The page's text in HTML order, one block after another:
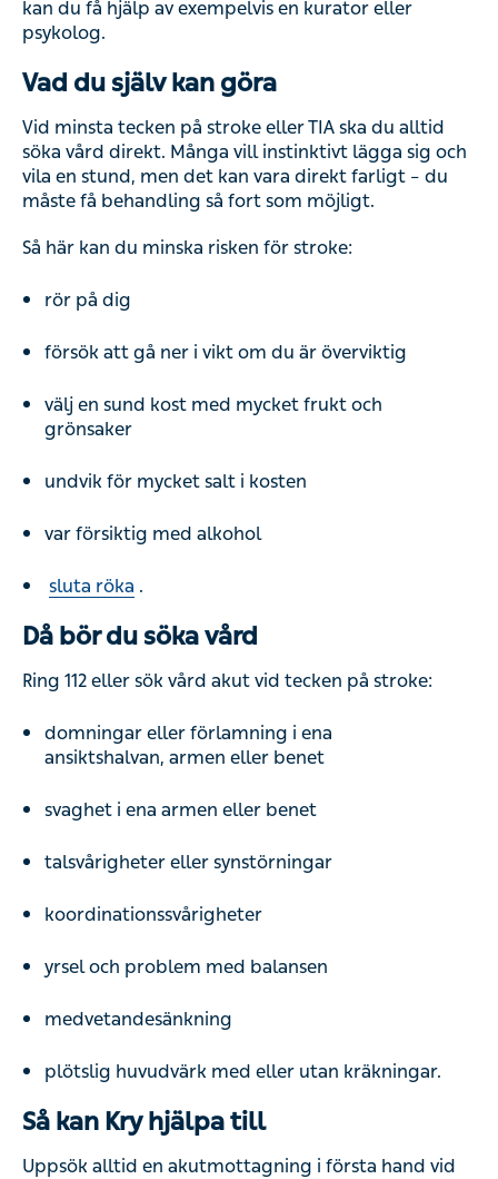
kan du få hjälp av exempelvis en kurator eller
psykolog.
Vad du själv kan göra
Vid minsta tecken på stroke eller TIA ska du alltid
söka vård direkt. Många vill instinktivt lägga sig och
vila en stund, men det kan vara direkt farligt – du
måste få behandling så fort som möjligt.
Så här kan du minska risken för stroke:
rör på dig
försök att gå ner i vikt om du är överviktig
välj en sund kost med mycket frukt och
grönsaker
undvik för mycket salt i kosten
var försiktig med alkohol
sluta röka .
Då bör du söka vård
Ring 112 eller sök vård akut vid tecken på stroke:
domningar eller förlamning i ena
ansiktshalvan, armen eller benet
svaghet i ena armen eller benet
talsvårigheter eller synstörningar
koordinationssvårigheter
yrsel och problem med balansen
medvetandesänkning
plötslig huvudvärk med eller utan kräkningar.
Så kan Kry hjälpa till
Uppsök alltid en akutmottagning i första hand vid